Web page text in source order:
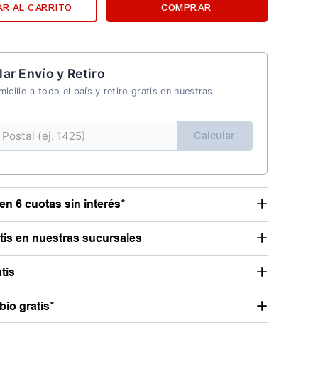
AL CARRITO COMPRAR
Envío y Retiro
a todo el país y retiro gratis en nuestras
Calcular
6 cuotas sin interés*
en nuestras sucursales
gratis*